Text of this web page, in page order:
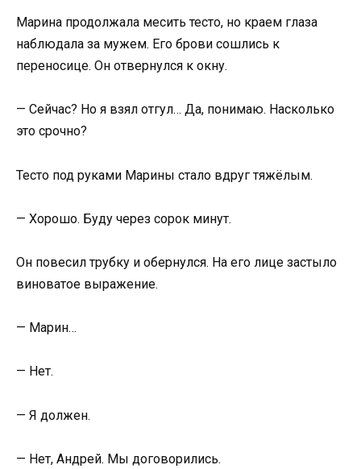
Марина продолжала месить тесто, но краем глаза
наблюдала за мужем. Его брови сошлись к
переносице. Он отвернулся к окну.
— Сейчас? Но я взял отгул… Да, понимаю. Насколько
это срочно?
Тесто под руками Марины стало вдруг тяжёлым.
— Хорошо. Буду через сорок минут.
Он повесил трубку и обернулся. На его лице застыло
виноватое выражение.
— Марин…
— Нет.
— Я должен.
— Нет, Андрей. Мы договорились.